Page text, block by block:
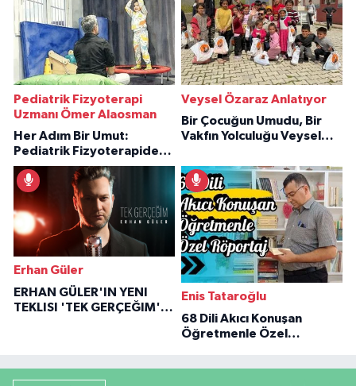
Pediatrik Fizyoterapi
Uzmanı Ömer Alaosman
Her Adım Bir Umut:
Pediatrik Fizyoterapiden
İlham Veren Hikâyeler
Veysel Özaraz Anlatıyor
Bir Çocuğun Umudu, Bir
Vakfın Yolculuğu Veysel
Erhan Güler
ERHAN GÜLER'IN YENI
TEKLISI 'TEK GERÇEĞIM'LE
Enis Tataroğlu
68 Dili Akıcı Konuşan
Öğretmenle Özel